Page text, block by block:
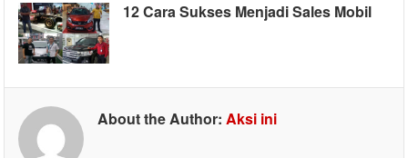
12 Cara Sukses Menjadi Sales Mobil
About the Author:Aksi ini